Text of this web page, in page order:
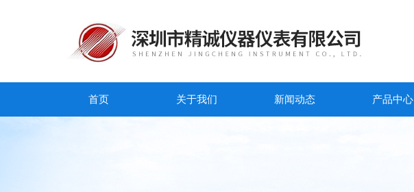
首页 关于我们 新闻动态 产品中心